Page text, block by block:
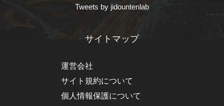
Tweets by jidountenlab
サイトマップ
運営会社
サイト規約について
個人情報保護について